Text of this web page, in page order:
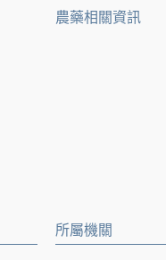
農藥相關資訊
所屬機關